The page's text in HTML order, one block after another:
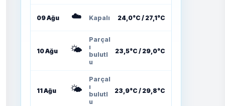
09 Ağu ☁️ Kapalı 24,0°C / 27,1°C
10 Ağu 🌤️
Parçal
ı
bulutl
u
23,5°C / 29,0°C
11 Ağu 🌤️
Parçal
ı
bulutl
u
23,9°C / 29,8°C